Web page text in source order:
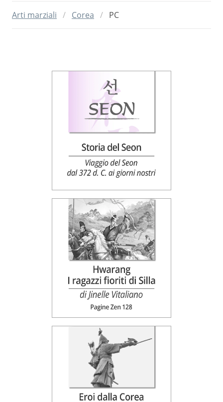
Arti marziali Corea PC